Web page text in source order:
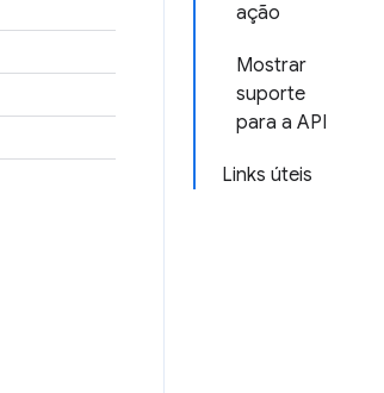
ação
Mostrar
suporte
para a API
Links úteis